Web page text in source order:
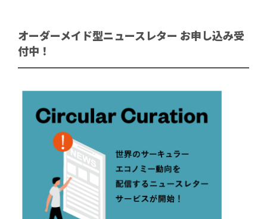
オーダーメイド型ニュースレター お申し込み受
付中！